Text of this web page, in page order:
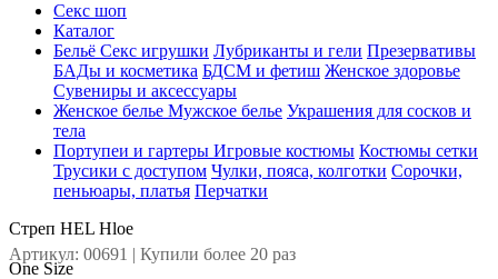
Секс шоп
Каталог
Бельё Секс игрушки Лубриканты и гели Презервативы
БАДы и косметика БДСМ и фетиш Женское здоровье
Сувениры и аксессуары
Женское белье Мужское белье Украшения для сосков и
тела
Портупеи и гартеры Игровые костюмы Костюмы сетки
Трусики с доступом Чулки, пояса, колготки Сорочки,
пеньюары, платья Перчатки
Стреп HEL Hloe
Артикул: 00691 | Купили более 20 раз
One Size